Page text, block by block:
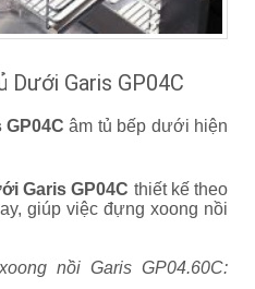
Dưới Garis GP04C
âm tủ bếp dưới hiện
Garis GP04C thiết kế theo
giúp việc đựng xoong nồi
nồi Garis GP04.60C: